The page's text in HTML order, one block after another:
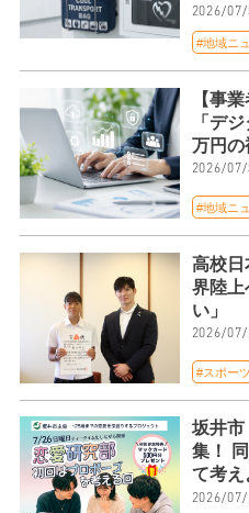
2026/07/
#地域ニ
【事
「デ
万円の
2026/
#地域ニ
高校日
界陸上
い」
2026/
#スポーツ
坂井市
集！
て考え
2026/